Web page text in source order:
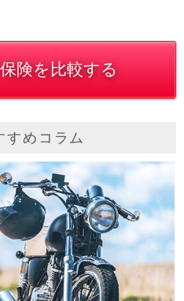
険を比較する
すめコラム